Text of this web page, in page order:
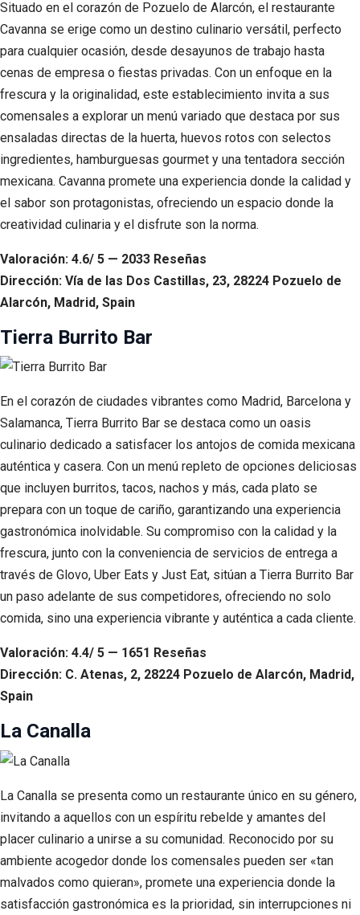
Situado en el corazón de Pozuelo de Alarcón, el restaurante
Cavanna se erige como un destino culinario versátil, perfecto
para cualquier ocasión, desde desayunos de trabajo hasta
cenas de empresa o fiestas privadas. Con un enfoque en la
frescura y la originalidad, este establecimiento invita a sus
comensales a explorar un menú variado que destaca por sus
ensaladas directas de la huerta, huevos rotos con selectos
ingredientes, hamburguesas gourmet y una tentadora sección
mexicana. Cavanna promete una experiencia donde la calidad y
el sabor son protagonistas, ofreciendo un espacio donde la
creatividad culinaria y el disfrute son la norma.
Valoración: 4.6/ 5 — 2033 Reseñas
Dirección: Vía de las Dos Castillas, 23, 28224 Pozuelo de
Alarcón, Madrid, Spain
Tierra Burrito Bar
En el corazón de ciudades vibrantes como Madrid, Barcelona y
Salamanca, Tierra Burrito Bar se destaca como un oasis
culinario dedicado a satisfacer los antojos de comida mexicana
auténtica y casera. Con un menú repleto de opciones deliciosas
que incluyen burritos, tacos, nachos y más, cada plato se
prepara con un toque de cariño, garantizando una experiencia
gastronómica inolvidable. Su compromiso con la calidad y la
frescura, junto con la conveniencia de servicios de entrega a
través de Glovo, Uber Eats y Just Eat, sitúan a Tierra Burrito Bar
un paso adelante de sus competidores, ofreciendo no solo
comida, sino una experiencia vibrante y auténtica a cada cliente.
Valoración: 4.4/ 5 — 1651 Reseñas
Dirección: C. Atenas, 2, 28224 Pozuelo de Alarcón, Madrid,
Spain
La Canalla
La Canalla se presenta como un restaurante único en su género,
invitando a aquellos con un espíritu rebelde y amantes del
placer culinario a unirse a su comunidad. Reconocido por su
ambiente acogedor donde los comensales pueden ser «tan
malvados como quieran», promete una experiencia donde la
satisfacción gastronómica es la prioridad, sin interrupciones ni